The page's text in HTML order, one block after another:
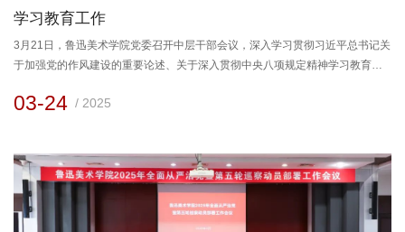
学习教育工作
3月21日，鲁迅美术学院党委召开中层干部会议，深入学习贯彻习近平总书记关
于加强党的作风建设的重要论述、关于深入贯彻中央八项规定精神学习教育的
教育工作。会上，深入学习中央党的建设工作领导小组会议和省委党的建设工
03-24 / 2025